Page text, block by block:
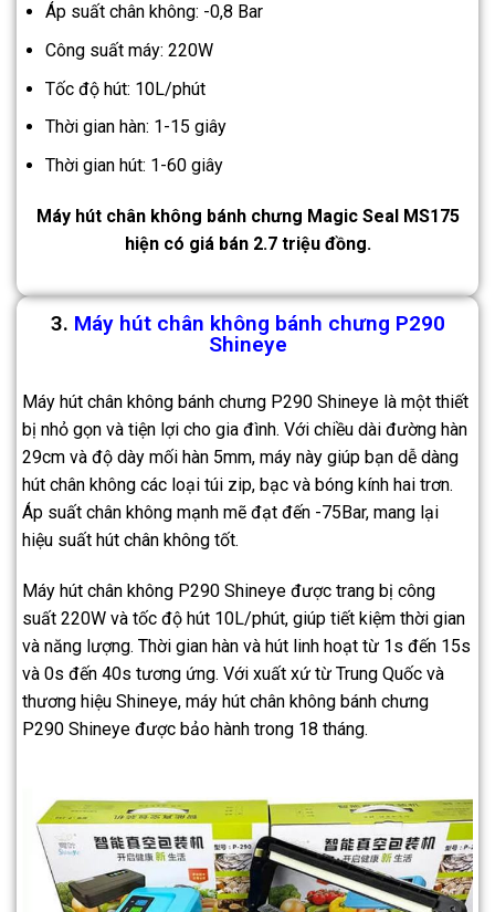
Áp suất chân không: -0,8 Bar
Công suất máy: 220W
Tốc độ hút: 10L/phút
Thời gian hàn: 1-15 giây
Thời gian hút: 1-60 giây
Máy hút chân không bánh chưng Magic Seal MS175
hiện có giá bán 2.7 triệu đồng.
3. Máy hút chân không bánh chưng P290
Shineye
Máy hút chân không bánh chưng P290 Shineye là một thiết
bị nhỏ gọn và tiện lợi cho gia đình. Với chiều dài đường hàn
29cm và độ dày mối hàn 5mm, máy này giúp bạn dễ dàng
hút chân không các loại túi zip, bạc và bóng kính hai trơn.
Áp suất chân không mạnh mẽ đạt đến -75Bar, mang lại
hiệu suất hút chân không tốt.
Máy hút chân không P290 Shineye được trang bị công
suất 220W và tốc độ hút 10L/phút, giúp tiết kiệm thời gian
và năng lượng. Thời gian hàn và hút linh hoạt từ 1s đến 15s
và 0s đến 40s tương ứng. Với xuất xứ từ Trung Quốc và
thương hiệu Shineye, máy hút chân không bánh chưng
P290 Shineye được bảo hành trong 18 tháng.